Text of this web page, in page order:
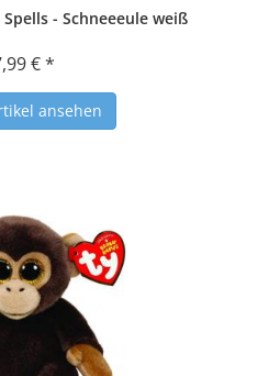
- Schneeeule weiß
€ *
ansehen